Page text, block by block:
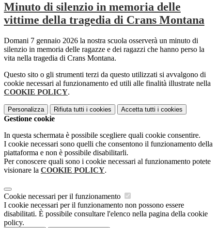
Minuto di silenzio in memoria delle
vittime della tragedia di Crans Montana
Domani 7 gennaio 2026 la nostra scuola osserverà un minuto di
silenzio in memoria delle ragazze e dei ragazzi che hanno perso la
vita nella tragedia di Crans Montana.
Questo sito o gli strumenti terzi da questo utilizzati si avvalgono di
cookie necessari al funzionamento ed utili alle finalità illustrate nella
COOKIE POLICY.
Personalizza Rifiuta tutti i cookies Accetta tutti i cookies
Gestione cookie
In questa schermata è possibile scegliere quali cookie consentire.
I cookie necessari sono quelli che consentono il funzionamento della
piattaforma e non è possibile disabilitarli.
Per conoscere quali sono i cookie necessari al funzionamento potete
visionare la COOKIE POLICY.
Cookie necessari per il funzionamento
I cookie necessari per il funzionamento non possono essere
disabilitati. È possibile consultare l'elenco nella pagina della cookie
policy.